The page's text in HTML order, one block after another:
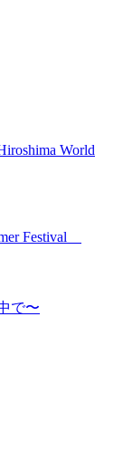
World
Festival
で〜